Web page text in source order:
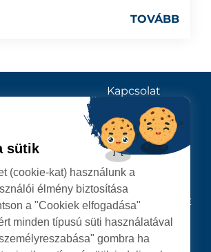
TOVÁBB
ADATOK VÉDELME
SZATMÁRNÉMETI
HIVATAL
NR. 1 CORP M, 440026 SATU MARE
Kapcsolat
KÖVESSENEK
sütik
(cookie-kat) használunk a
élmény biztosítása
a "Cookiek elfogadása"
minden típusú süti használatával
gombra ha